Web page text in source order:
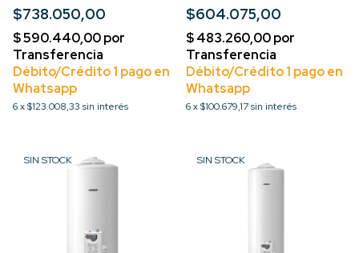
$738.050,00
6x$123.008,33 sin interés
$604.075,00
6x$100.679,17sin interés
SIN STOCK SIN STOCK